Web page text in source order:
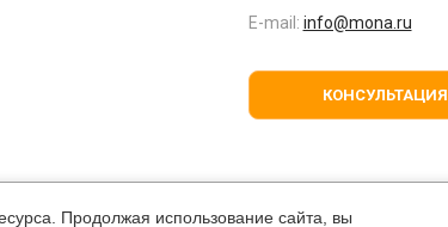
по телефонам компании.
E-mail: info@mona.ru
КОНСУЛЬТАЦИЯ
Продолжая использование сайта, вы